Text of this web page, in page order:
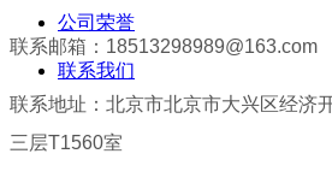
公司荣誉
联系我们
联系邮箱：18513298989@163.com
联系地址：北京市北京市大兴区经济
三层T1560室